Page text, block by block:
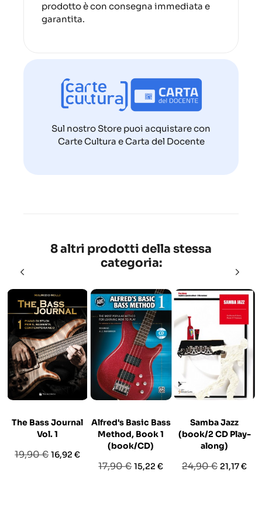
prodotto è con consegna immediata e
garantita.
Sul nostro Store puoi acquistare con
Carte Cultura e Carta del Docente
8 altri prodotti della stessa
categoria:
The Bass Journal
Vol. 1
Prezzo
19,90 €Prezzo
16,92 €
Alfred's Basic Bass
Method, Book 1
(book/CD)
Prezzo
17,90 €Prezzo
15,22 €
Samba Jazz
(book/2 CD Play-
along)
Prezzo
24,90 € Prezzo
21,17 €